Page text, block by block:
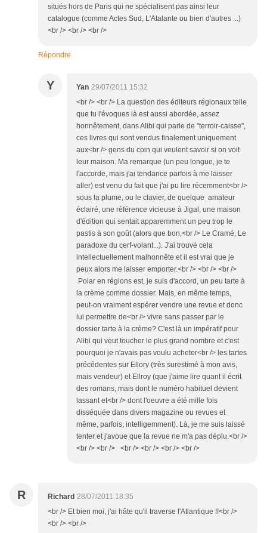
situés hors de Paris qui ne spécialisent pas ainsi leur
catalogue (comme Actes Sud, L'Atalante ou bien d'autres ...)
<br /> <br /> <br />
Répondre
Y Yan 29/07/2011 15:32
<br /> <br /> La question des éditeurs régionaux telle
que tu l'évoques là est aussi abordée, assez
honnêtement, dans Alibi qui parle de "terroir-caisse",
ces livres qui sont vendus finalement uniquement
aux<br /> gens du coin qui veulent savoir si on voit
leur maison. Ma remarque (un peu longue, je te
l'accorde, mais j'ai tendance parfois à me laisser
aller) est venu du fait que j'ai pu lire récemment<br />
sous la plume, ou le clavier, de quelque amateur
éclairé, une référence vicieuse à Jigal, une maison
d'édition qui sentait apparemment un peu trop le
pastis à son goût (alors que bon,<br /> Le Cramé, Le
paradoxe du cerf-volant...). J'ai trouvé cela
intellectuellement malhonnête et il est vrai que je
peux alors me laisser emporter.<br /> <br /> <br />
Polar en régions est, je suis d'accord, un peu tarte à
la crème comme dossier. Mais, en même temps,
peut-on vraiment espérer vendre une revue et donc
lui permettre de<br /> vivre sans passer par le
dossier tarte à la crème? C'est là un impératif pour
Alibi qui veut toucher le plus grand nombre et c'est
pourquoi je n'avais pas voulu acheter<br /> les tartes
précédentes sur Ellory (très surestimé à mon avis,
mais vendeur) et Ellroy (que j'aime lire quant il écrit
des romans, mais dont le numéro habituel devient
lassant et<br /> dont l'oeuvre a été mille fois
disséquée dans divers magazine ou revues et
même, parfois, intelligemment). Là, je me suis laissé
tenter et j'avoue que la revue ne m'a pas déplu.<br />
<br /> <br /> <br /> <br /> <br /> <br />
R Richard 28/07/2011 18:35
<br /> Et bien moi, j'ai hâte qu'il traverse l'Atlantique !!<br />
<br /> <br />